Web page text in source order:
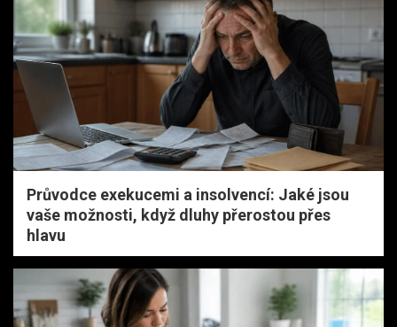
Průvodce exekucemi a insolvencí: Jaké jsou
vaše možnosti, když dluhy přerostou přes
hlavu